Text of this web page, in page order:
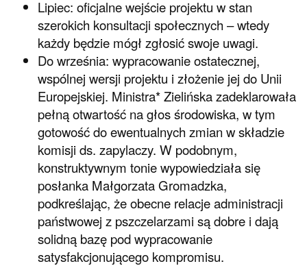
Lipiec: oficjalne wejście projektu w stan
szerokich konsultacji społecznych – wtedy
każdy będzie mógł zgłosić swoje uwagi.
Do września: wypracowanie ostatecznej,
wspólnej wersji projektu i złożenie jej do Unii
Europejskiej. Ministra* Zielińska zadeklarowała
pełną otwartość na głos środowiska, w tym
gotowość do ewentualnych zmian w składzie
komisji ds. zapylaczy. W podobnym,
konstruktywnym tonie wypowiedziała się
posłanka Małgorzata Gromadzka,
podkreślając, że obecne relacje administracji
państwowej z pszczelarzami są dobre i dają
solidną bazę pod wypracowanie
satysfakcjonującego kompromisu.